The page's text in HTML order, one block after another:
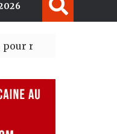
la présence